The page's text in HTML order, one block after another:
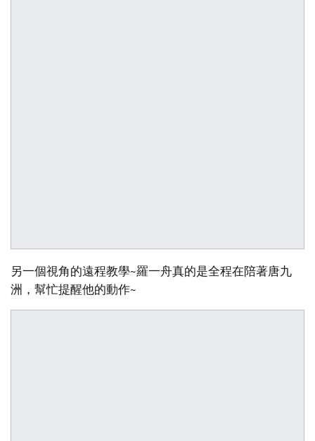
另一個視角的遠程教學~羅一舟真的是全程在陪著唐九
洲，幫忙提醒他的動作~